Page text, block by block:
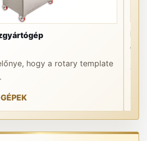
hogy a rotary template
DR
A